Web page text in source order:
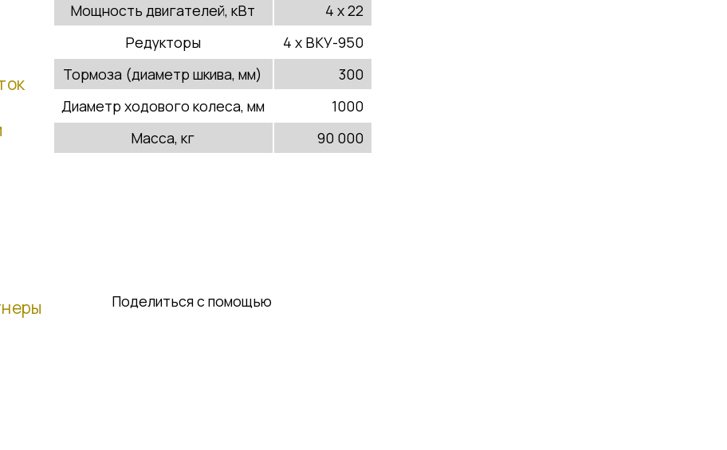
Мощность двигателей, кВт
4 х 22
Редукторы
4 х ВКУ-950
Тормоза (диаметр шкива, мм)
300
Диаметр ходового колеса, мм
1000
Масса, кг
90 000
Поделиться с помощью